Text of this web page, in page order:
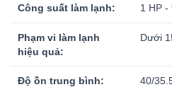
Công suất làm lạnh: 1 HP -
Phạm vi làm lạnh
hiệu quả:
Dưới
Độ ồn trung bình: 40/